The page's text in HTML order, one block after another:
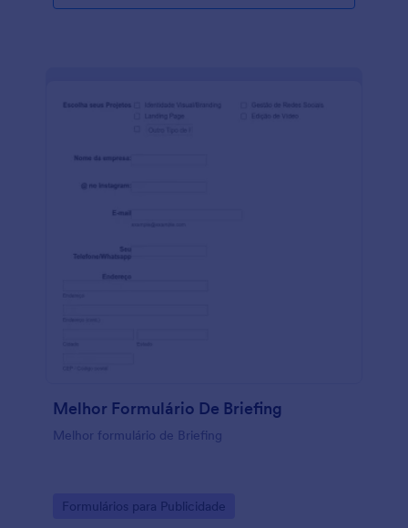
Melhor Formulário De Briefing
Melhor formulário de Briefing
Go to Category:
Formulários para Publicidade